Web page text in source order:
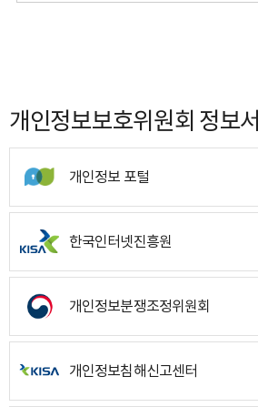
개인정보보호위원회 정보
개인정보 포털
한국인터넷진흥원
개인정보분쟁조정위원회
개인정보침해신고센터